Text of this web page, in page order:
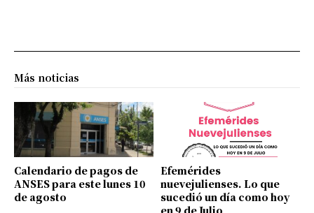
Más noticias
Calendario de pagos de
ANSES para este lunes 10
de agosto
Efemérides
nuevejulienses. Lo que
sucedió un día como hoy